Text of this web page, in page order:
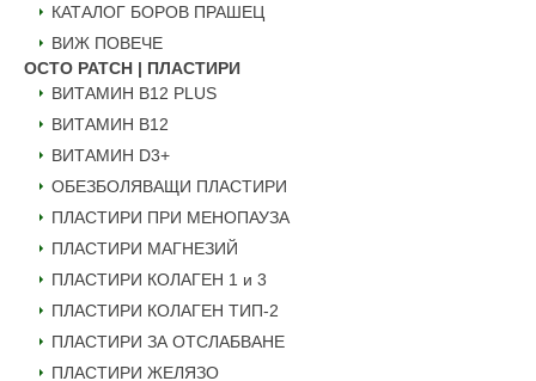
КАТАЛОГ БОРОВ ПРАШЕЦ
ВИЖ ПОВЕЧЕ
OCTO PATCH | ПЛАСТИРИ
ВИТАМИН B12 PLUS
ВИТАМИН B12
ВИТАМИН D3+
ОБЕЗБОЛЯВАЩИ ПЛАСТИРИ
ПЛАСТИРИ ПРИ МЕНОПАУЗА
ПЛАСТИРИ МАГНЕЗИЙ
ПЛАСТИРИ КОЛАГЕН 1 и 3
ПЛАСТИРИ КОЛАГЕН ТИП-2
ПЛАСТИРИ ЗА ОТСЛАБВАНЕ
ПЛАСТИРИ ЖЕЛЯЗО